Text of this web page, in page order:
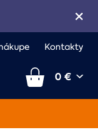
Kontakty
0 €